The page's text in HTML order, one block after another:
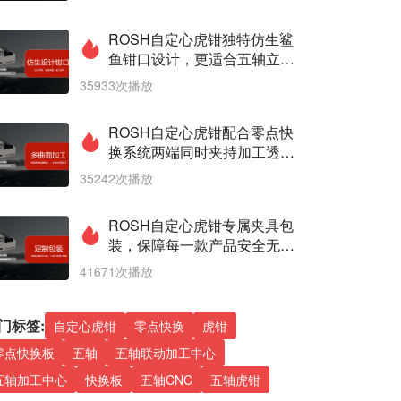
ROSH自定心虎钳独特仿生鲨
鱼钳口设计，更适合五轴立式
机床应用
35933次播放
ROSH自定心虎钳配合零点快
换系统两端同时夹持加工透平
叶片案例
35242次播放
ROSH自定心虎钳专属夹具包
装，保障每一款产品安全无忧
送达客户手上
41671次播放
标签: 自定心虎钳 零点快换
虎钳
点快换板
五轴
五轴联动加工中心
轴加工中心
快换板 五轴CNC 五轴虎钳